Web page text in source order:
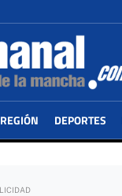
REGIÓN DEPORTES